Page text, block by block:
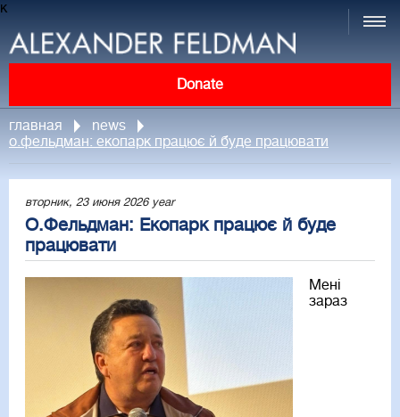
к
Donate
главная
news
о.фельдман: екопарк працює й буде працювати
вторник, 23 июня 2026 year
О.Фельдман: Екопарк працює й буде
працювати
Мені
зараз